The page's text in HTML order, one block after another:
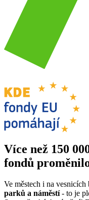
Více než 150
fondů
Ve městech i na vesnicích
parků a náměstí- to je